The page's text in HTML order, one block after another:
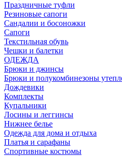
Праздничные туфли
Резиновые сапоги
Сандалии и босоножки
Сапоги
Текстильная обувь
Чешки и балетки
ОДЕЖДА
Брюки и джинсы
Брюки и полукомбинезоны
Дождевики
Комплекты
Купальники
Лосины и леггинсы
Нижнее белье
Одежда для дома и отдыха
Платья и сарафаны
Спортивные костюмы